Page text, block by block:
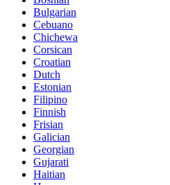
Bulgarian
Cebuano
Chichewa
Corsican
Croatian
Dutch
Estonian
Filipino
Finnish
Frisian
Galician
Georgian
Gujarati
Haitian